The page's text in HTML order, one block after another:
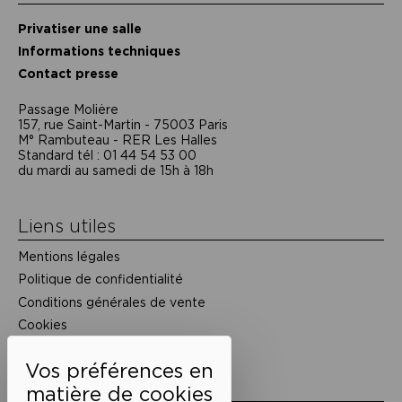
Privatiser une salle
Informations techniques
Contact presse
Passage Moliėre
157, rue Saint-Martin - 75003 Paris
M° Rambuteau - RER Les Halles
Standard tél : 01 44 54 53 00
du mardi au samedi de 15h à 18h
Liens utiles
Mentions légales
Politique de confidentialité
Conditions générales de vente
Cookies
Restons en lien